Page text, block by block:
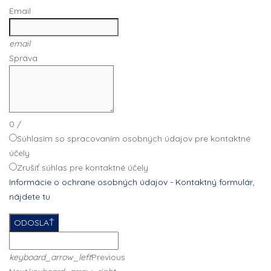
Email
email
Správa
0 /
Súhlasím so spracovaním osobných údajov pre kontaktné
účely
Zrušiť súhlas pre kontaktné účely
Informácie o ochrane osobných údajov - Kontaktný formulár,
nájdete tu
ODOSLAŤ
keyboard_arrow_leftPrevious